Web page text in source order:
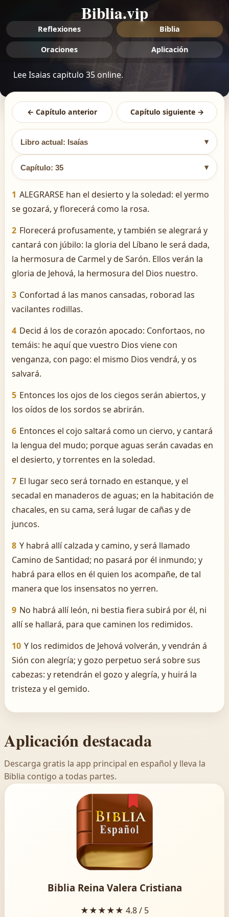
Biblia.vip
Reflexiones Biblia
Oraciones Aplicación
Lee Isaias capitulo 35 online.
← Capítulo anterior Capítulo siguiente →
Libro actual: Isaías ▾
Capítulo: 35 ▾
1 ALEGRARSE han el desierto y la soledad: el yermo
se gozará, y florecerá como la rosa.
2 Florecerá profusamente, y también se alegrará y
cantará con júbilo: la gloria del Líbano le será dada,
la hermosura de Carmel y de Sarón. Ellos verán la
gloria de Jehová, la hermosura del Dios nuestro.
3 Confortad á las manos cansadas, roborad las
vacilantes rodillas.
4 Decid á los de corazón apocado: Confortaos, no
temáis: he aquí que vuestro Dios viene con
venganza, con pago: el mismo Dios vendrá, y os
salvará.
5 Entonces los ojos de los ciegos serán abiertos, y
los oídos de los sordos se abrirán.
6 Entonces el cojo saltará como un ciervo, y cantará
la lengua del mudo; porque aguas serán cavadas en
el desierto, y torrentes en la soledad.
7 El lugar seco será tornado en estanque, y el
secadal en manaderos de aguas; en la habitación de
chacales, en su cama, será lugar de cañas y de
juncos.
8 Y habrá allí calzada y camino, y será llamado
Camino de Santidad; no pasará por él inmundo; y
habrá para ellos en él quien los acompañe, de tal
manera que los insensatos no yerren.
9 No habrá allí león, ni bestia fiera subirá por él, ni
allí se hallará, para que caminen los redimidos.
10 Y los redimidos de Jehová volverán, y vendrán á
Sión con alegría; y gozo perpetuo será sobre sus
cabezas: y retendrán el gozo y alegría, y huirá la
tristeza y el gemido.
Aplicación destacada
Descarga gratis la app principal en español y lleva la
Biblia contigo a todas partes.
Biblia Reina Valera Cristiana
★★★★★ 4.8 / 5